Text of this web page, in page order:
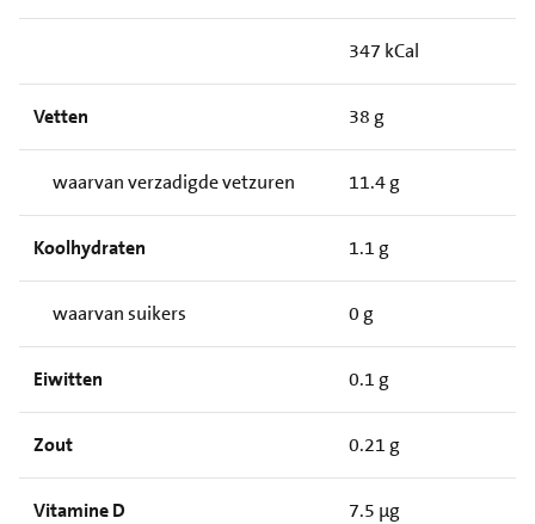
347 kCal
Vetten 38 g
waarvan verzadigde vetzuren 11.4 g
Koolhydraten 1.1 g
waarvan suikers 0 g
Eiwitten 0.1 g
Zout 0.21 g
Vitamine D 7.5 µg